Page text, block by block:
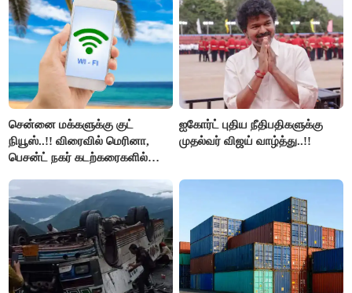
சென்னை மக்களுக்கு குட்
நியூஸ்..!! விரைவில் மெரினா,
பெசன்ட் நகர் கடற்கரைகளில்
ஐகோர்ட் புதிய நீதிபதிகளுக்கு
முதல்வர் விஜய் வாழ்த்து..!!